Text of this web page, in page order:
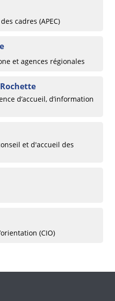
cadres (APEC)
et agences régionales
d’accueil, d’information
et d'accueil des
(CIO)